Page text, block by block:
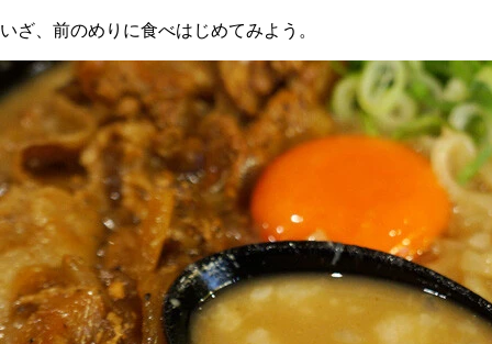
いざ、前のめりに食べはじめてみよう。